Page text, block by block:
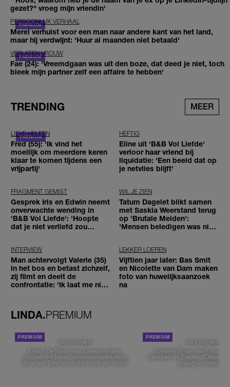
gezet?" vroeg mijn vriendin'
PERSOONLIJK VERHAAL
Merel verhuist voor een man naar andere kant van het land,
maar hij verdwijnt: 'Huur al maanden niet betaald'
VERLATEN VROUW
Fae (24): 'Vreemdgaan was uit den boze, dat deed je niet, toch
bleek mijn partner zelf een affaire te hebben'
TRENDING MEER
LIEVE HELEEN
Fred (55): 'Ik vind het
moeilijk om meerdere keren
klaar te komen tijdens een
vrijpartij'
HEFTIG
Eline uit 'B&B Vol Liefde'
verloor haar vriend bij
liquidatie: 'Een beeld dat op
je netvlies blijft'
FRAGMENT GEMIST
Gesprek Iris en Edwin neemt
onverwachte wending in
'B&B Vol Liefde': 'Hoopte
dat je niet verliefd zou
WIL JE ZIEN
Tatum Dagelet blikt samen
met Saskia Weerstand terug
op 'Brutale Meiden':
'Mensen beledigen was niet
INTERVIEW
Man achtervolgt Valerie (35)
in het bos en betast zichzelf,
zij filmt en deelt de
confrontatie: 'Ik laat me niet
LEKKER LOEREN
Vijftien jaar later: Bas Smit
en Nicolette van Dam maken
foto van huwelijksaanzoek
na
LINDA.PREMIUM
DE STAD VAN
Elske DeWall over Leeuwarden,
muziek en haar favoriete plekken in
de stad: 'Een stad die voelt als thuis'
DE STAD VAN
Isabelle Boer deelt haar
plekken in Zwolle: 'Deze
graag verborgen'